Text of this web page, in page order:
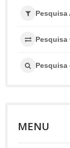
Pesquisa
Pesquisa
Pesquisa
MENU